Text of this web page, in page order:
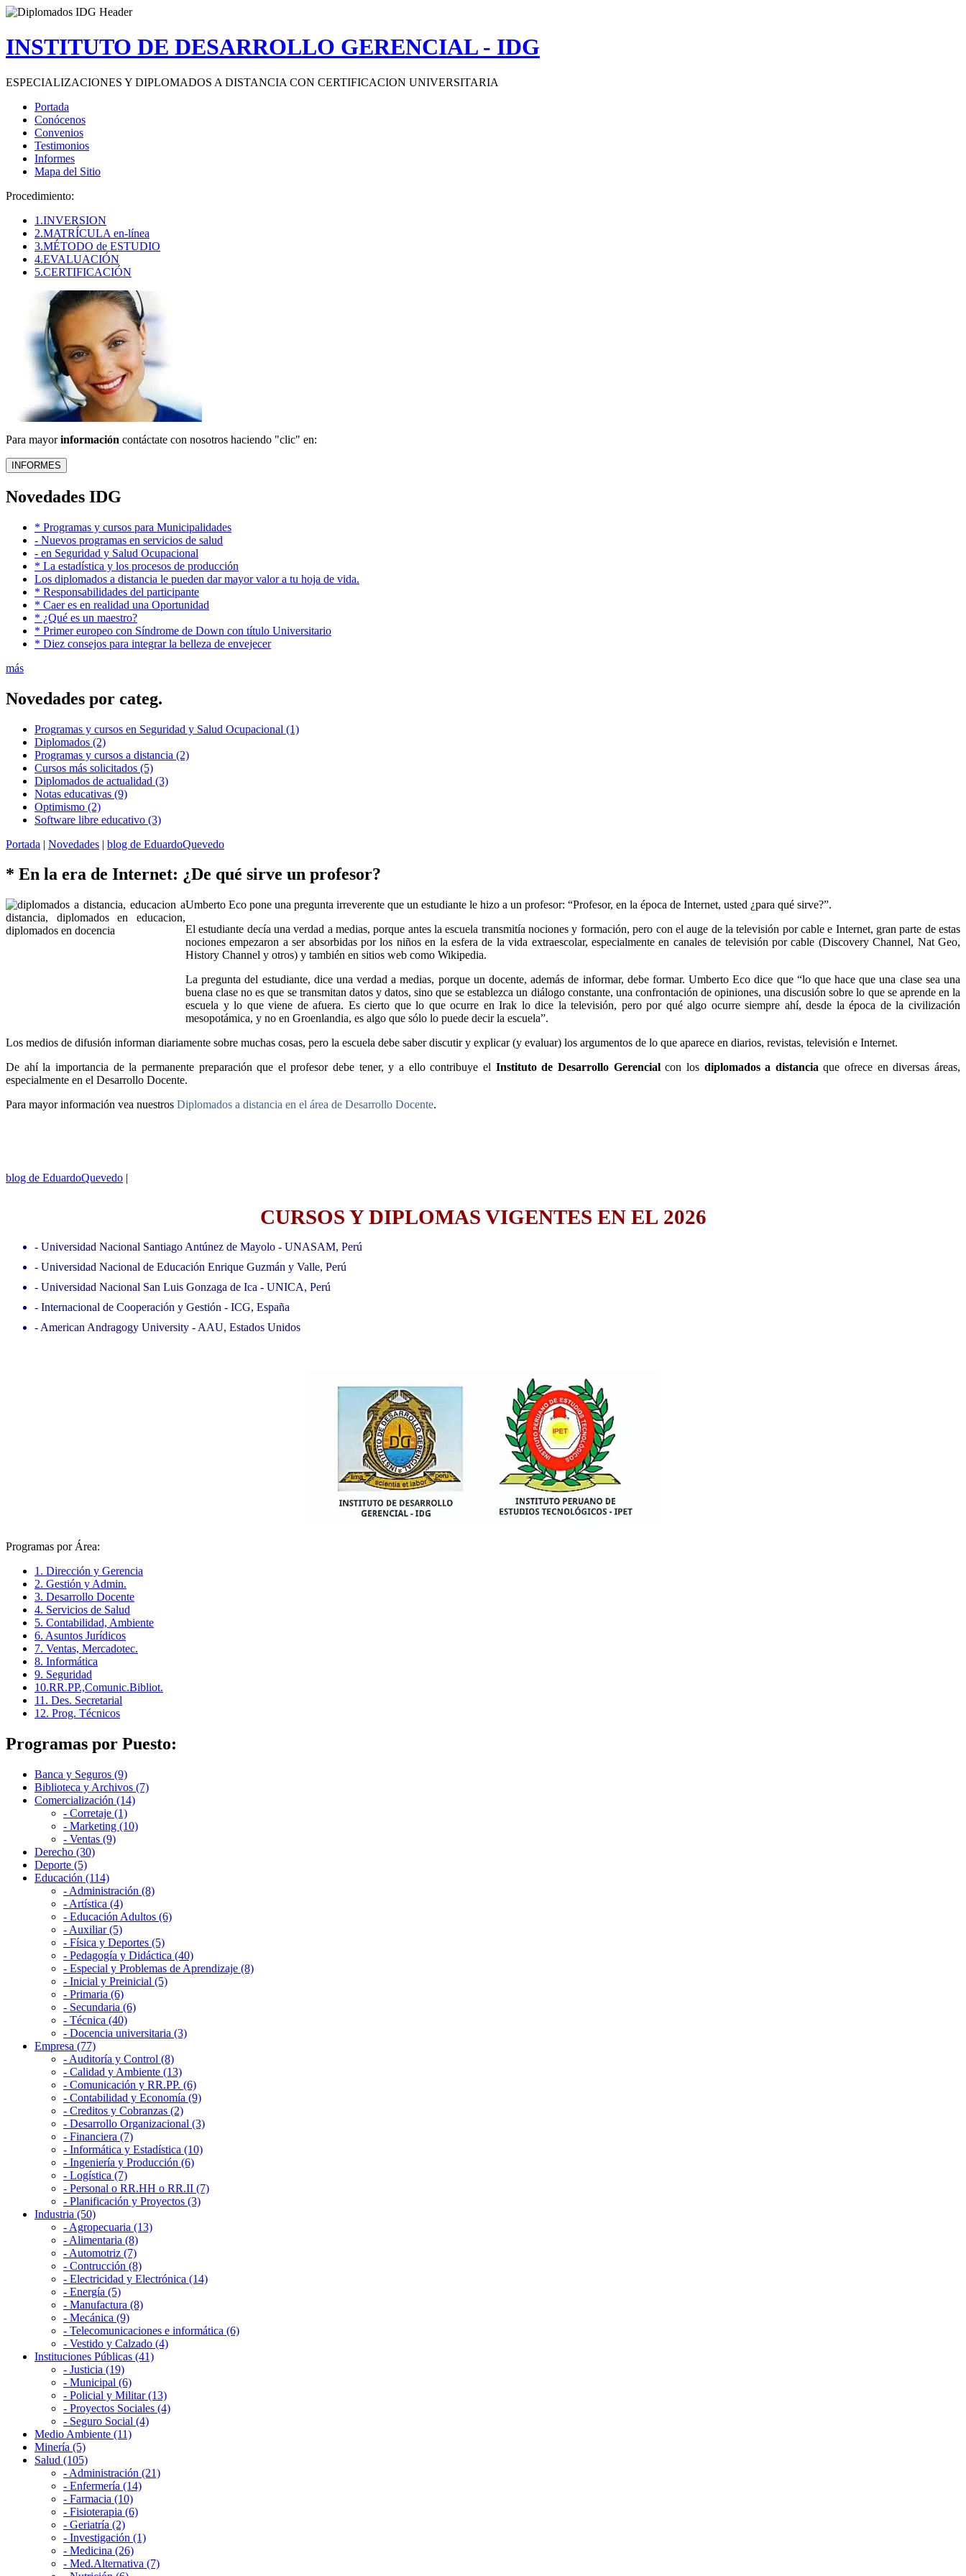
INSTITUTO DE DESARROLLO GERENCIAL - IDG
ESPECIALIZACIONES Y DIPLOMADOS A DISTANCIA CON CERTIFICACION UNIVERSITARIA
Portada
Conócenos
Convenios
Testimonios
Informes
Mapa del Sitio
Procedimiento:
1.INVERSION
2.MATRÍCULA en-línea
3.MÉTODO de ESTUDIO
4.EVALUACIÓN
5.CERTIFICACIÓN
Para mayorinformación contáctate con nosotros haciendo "clic" en:
Novedades IDG
* Programas y cursos para Municipalidades
- Nuevos programas en servicios de salud
- en Seguridad y Salud Ocupacional
* La estadística y los procesos de producción
Los diplomados a distancia le pueden dar mayor valor a tu hoja de vida.
* Responsabilidades del participante
* Caer es en realidad una Oportunidad
* ¿Qué es un maestro?
* Primer europeo con Síndrome de Down con título Universitario
* Diez consejos para integrar la belleza de envejecer
más
Novedades por categ.
Programas y cursos en Seguridad y Salud Ocupacional (1)
Diplomados (2)
Programas y cursos a distancia (2)
Cursos más solicitados (5)
Diplomados de actualidad (3)
Notas educativas (9)
Optimismo (2)
Software libre educativo (3)
Portada | Novedades | blog de EduardoQuevedo
* En la era de Internet: ¿De qué sirve un profesor?
Umberto Eco pone una pregunta irreverente que un estudiante le hizo a un profesor: “Profesor, en la época de Internet, usted ¿para qué sirve?”.
El estudiante decía una verdad a medias, porque antes la escuela transmitía nociones y formación, pero con el auge de la televisión por cable e Internet, gran parte de estas
nociones empezaron a ser absorbidas por los niños en la esfera de la vida extraescolar, especialmente en canales de televisión por cable (Discovery Channel, Nat Geo,
History Channel y otros) y también en sitios web como Wikipedia.
La pregunta del estudiante, dice una verdad a medias, porque un docente, además de informar, debe formar. Umberto Eco dice que “lo que hace que una clase sea una
buena clase no es que se transmitan datos y datos, sino que se establezca un diálogo constante, una confrontación de opiniones, una discusión sobre lo que se aprende en la
escuela y lo que viene de afuera. Es cierto que lo que ocurre en Irak lo dice la televisión, pero por qué algo ocurre siempre ahí, desde la época de la civilización
mesopotámica, y no en Groenlandia, es algo que sólo lo puede decir la escuela”.
Los medios de difusión informan diariamente sobre muchas cosas, pero la escuela debe saber discutir y explicar (y evaluar) los argumentos de lo que aparece en diarios, revistas, televisión e Internet.
De ahí la importancia de la permanente preparación que el profesor debe tener, y a ello contribuye el Instituto de Desarrollo Gerencialcon los diplomados a distancia que ofrece en diversas áreas,
especialmente en el Desarrollo Docente.
Para mayor información vea nuestros Diplomados a distancia en el área de Desarrollo Docente.
blog de EduardoQuevedo |
CURSOS Y DIPLOMAS VIGENTES EN EL 2026
- Universidad Nacional Santiago Antúnez de Mayolo - UNASAM, Perú
- Universidad Nacional de Educación Enrique Guzmán y Valle, Perú
- Universidad Nacional San Luis Gonzaga de Ica - UNICA, Perú
- Internacional de Cooperación y Gestión - ICG, España
- American Andragogy University - AAU, Estados Unidos
Programas por Área:
1. Dirección y Gerencia
2. Gestión y Admin.
3. Desarrollo Docente
4. Servicios de Salud
5. Contabilidad, Ambiente
6. Asuntos Jurídicos
7. Ventas, Mercadotec.
8. Informática
9. Seguridad
10.RR.PP.,Comunic.Bibliot.
11. Des. Secretarial
12. Prog. Técnicos
Programas por Puesto:
Banca y Seguros (9)
Biblioteca y Archivos (7)
Comercialización (14)
- Corretaje (1)
- Marketing (10)
- Ventas (9)
Derecho (30)
Deporte (5)
Educación (114)
- Administración (8)
- Artística (4)
- Educación Adultos (6)
- Auxiliar (5)
- Física y Deportes (5)
- Pedagogía y Didáctica (40)
- Especial y Problemas de Aprendizaje (8)
- Inicial y Preinicial (5)
- Primaria (6)
- Secundaria (6)
- Técnica (40)
- Docencia universitaria (3)
Empresa (77)
- Auditoría y Control (8)
- Calidad y Ambiente (13)
- Comunicación y RR.PP. (6)
- Contabilidad y Economía (9)
- Creditos y Cobranzas (2)
- Desarrollo Organizacional (3)
- Financiera (7)
- Informática y Estadística (10)
- Ingeniería y Producción (6)
- Logística (7)
- Personal o RR.HH o RR.II (7)
- Planificación y Proyectos (3)
Industria (50)
- Agropecuaria (13)
- Alimentaria (8)
- Automotriz (7)
- Contrucción (8)
- Electricidad y Electrónica (14)
- Energía (5)
- Manufactura (8)
- Mecánica (9)
- Telecomunicaciones e informática (6)
- Vestido y Calzado (4)
Instituciones Públicas (41)
- Justicia (19)
- Municipal (6)
- Policial y Militar (13)
- Proyectos Sociales (4)
- Seguro Social (4)
Medio Ambiente (11)
Minería (5)
Salud (105)
- Administración (21)
- Enfermería (14)
- Farmacia (10)
- Fisioterapia (6)
- Geriatría (2)
- Investigación (1)
- Medicina (26)
- Med.Alternativa (7)